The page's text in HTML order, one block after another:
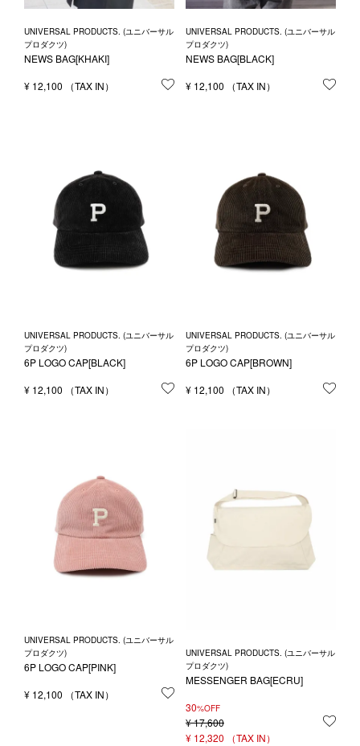
UNIVERSAL PRODUCTS. (ユニバーサル
プロダクツ)
NEWS BAG[KHAKI]
¥ 12,100 お気に入りに登録する
UNIVERSAL PRODUCTS. (ユニバーサル
プロダクツ)
NEWS BAG[BLACK]
¥ 12,100
UNIVERSAL PRODUCTS. (ユニバーサル
プロダクツ)
6P LOGO CAP[BLACK]
¥ 12,100 お気に入りに登録する
UNIVERSAL PRODUCTS. (ユニバーサル
プロダクツ)
6P LOGO CAP[BROWN]
¥ 12,100
UNIVERSAL PRODUCTS. (ユニバーサル
プロダクツ)
6P LOGO CAP[PINK]
¥ 12,100
UNIVERSAL PRODUCTS. (ユニバーサル
プロダクツ)
MESSENGER BAG[ECRU]
30%OFF
¥17,600
¥ 12,320